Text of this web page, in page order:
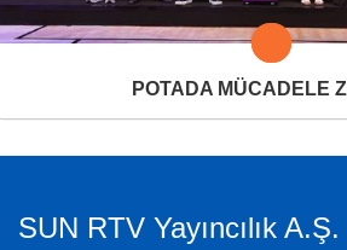
POTADA MÜCADELE
SUN RTV Yayıncılık A.Ş.